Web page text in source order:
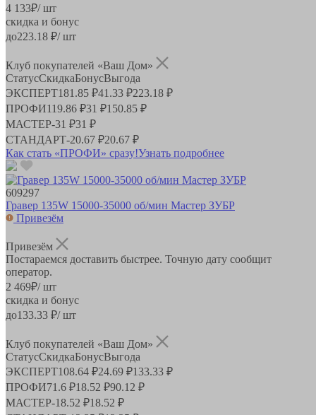
4 133₽/ шт
скидка и бонус
до223.18 ₽/ шт
Клуб покупателей «Ваш Дом»
СтатусСкидкаБонусВыгода
ЭКСПЕРТ181.85 ₽41.33 ₽223.18 ₽
ПРОФИ119.86 ₽31 ₽150.85 ₽
МАСТЕР-31 ₽31 ₽
СТАНДАРТ-20.67 ₽20.67 ₽
Как стать «ПРОФИ» сразу!Узнать подробнее
609297
Гравер 135W 15000-35000 об/мин Мастер ЗУБР
Привезём
Привезём
Постараемся доставить быстрее. Точную дату сообщит
оператор.
2 469₽/ шт
скидка и бонус
до133.33 ₽/ шт
Клуб покупателей «Ваш Дом»
СтатусСкидкаБонусВыгода
ЭКСПЕРТ108.64 ₽24.69 ₽133.33 ₽
ПРОФИ71.6 ₽18.52 ₽90.12 ₽
МАСТЕР-18.52 ₽18.52 ₽